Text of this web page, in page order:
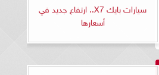
سيارات بايك X7.. ارتفاع جديد في
أسعارها